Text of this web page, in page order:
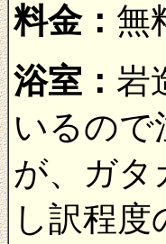
料金： 無
浴室： 岩
いるので
が、ガタ
し訳程